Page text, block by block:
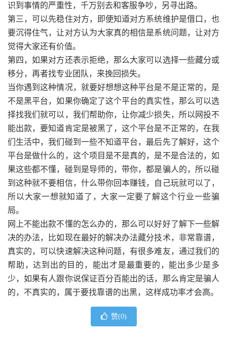
识到事情的严重性，千万别去和客服争吵，另寻出路。
第三，可以先稳住对方，即便知道对方系统维护是借口，也
要沉得住气，让对方认为大家真的相信是系统问题，让对方
觉得大家还有价值。
第四，如果对方还表示拒绝，那么大家可以选择一些藏分或
移分，再者找专业团队，来挽回损失。
当你遇到这种情况，就要好想想这种平台是不是正常的，是
不是黑平台，如果你确定了这个平台的真实性，那么可以选
择找我们就可以，我们帮助你，让你减少损失，所以网投不
能出款，要知道肯定是被黑了，这个平台是不正常的，在我
们生活中，我们碰到一些不知道平台，最后先了解好，这个
平台是做什么的，这个项目是不是真的，是不是合法的，如
果这些都不懂，碰到是导师的，带你，都是骗人的，所以碰
到这种就不要相信，什么带你回本赚钱，自己玩就可以了，
所以大家一想就知道了，大家一定要了解这个行业一些骗
局。
网上不能出款不懂的怎么办的，那么可以好好了解下一些解
决的办法，比如现在最好的解决办法藏分技术，非常靠谱，
真实的，可以快速解决这种问题，有很多难友，通过我们的
帮助，达到出的目的，能出才是最重要的，能出多少是多
少，如果有人跟你说保证百分百能出的话，那么肯定是骗人
的，不真实的，属于要找靠谱的出黑，这样成功率才会高。
赞(0)